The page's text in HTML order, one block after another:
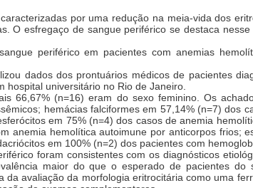
por uma redução na meia-vida dos
O esfregaço de sangue periférico se destaca
periférico em pacientes com anemias
dados dos prontuários médicos de pacientes
universitário no Rio de Janeiro.
66,67% (n=16) eram do sexo feminino. Os
hemácias falciformes em 57,14% (n=7) dos
em 75% (n=4) dos casos de anemia
anemia hemolítica autoimune por anticorpos frios;
em 100% (n=2) dos pacientes com
foram consistentes com os diagnósticos
maior do que o esperado de pacientes do
avaliação da morfologia eritrocitária como uma